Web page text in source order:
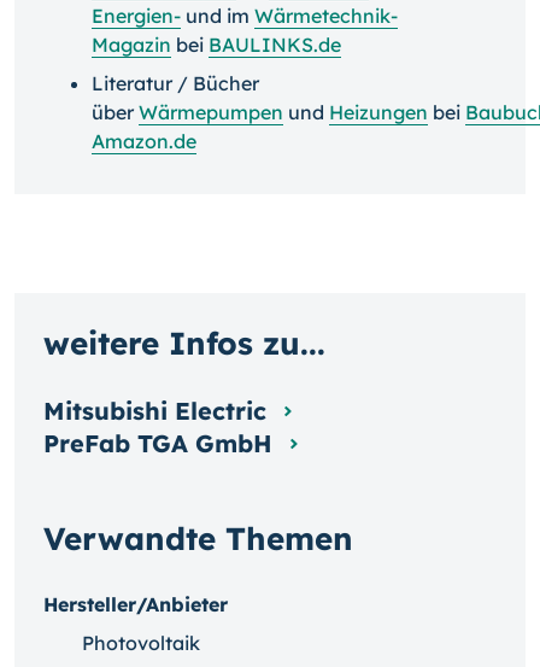
Energien- und im Wärmetechnik-
Magazin bei BAULINKS.de
Literatur / Bücher
überWärmepumpen und Heizungen bei
Amazon.de
Verwandte Themen
Hersteller/Anbieter
Photovoltaik
weitere Infos zu...
Mitsubishi Electric
PreFab TGA GmbH